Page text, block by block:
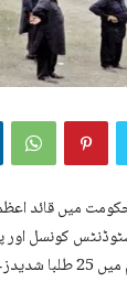
میں قائد
کونسل
ہوگئے۔